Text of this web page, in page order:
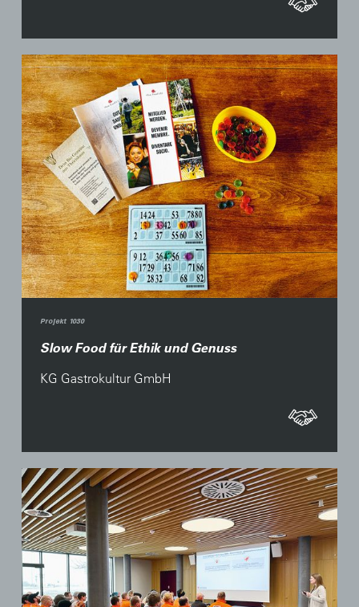
Projekt 1030
Slow Food für Ethik und Genuss
KG Gastrokultur GmbH